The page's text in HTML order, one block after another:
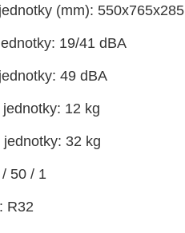
(mm): 550x765x285
19/41 dBA
49 dBA
12 kg
32 kg
50 / 1
R32